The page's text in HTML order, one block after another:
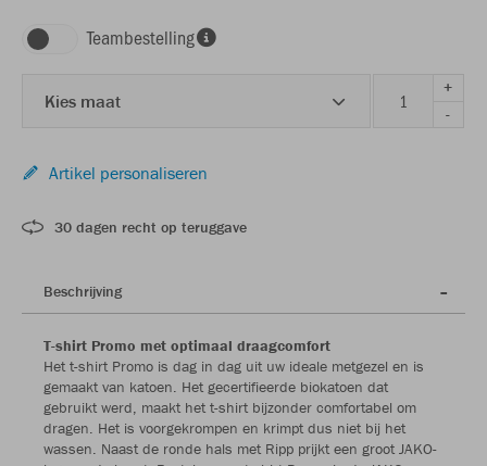
Teambestelling
Kies maat
+
-
Artikel personaliseren
30 dagen recht op teruggave
Beschrijving
T-shirt Promo met optimaal draagcomfort
Het t-shirt Promo is dag in dag uit uw ideale metgezel en is
gemaakt van katoen. Het gecertifieerde biokatoen dat
gebruikt werd, maakt het t-shirt bijzonder comfortabel om
dragen. Het is voorgekrompen en krimpt dus niet bij het
wassen. Naast de ronde hals met Ripp prijkt een groot JAKO-